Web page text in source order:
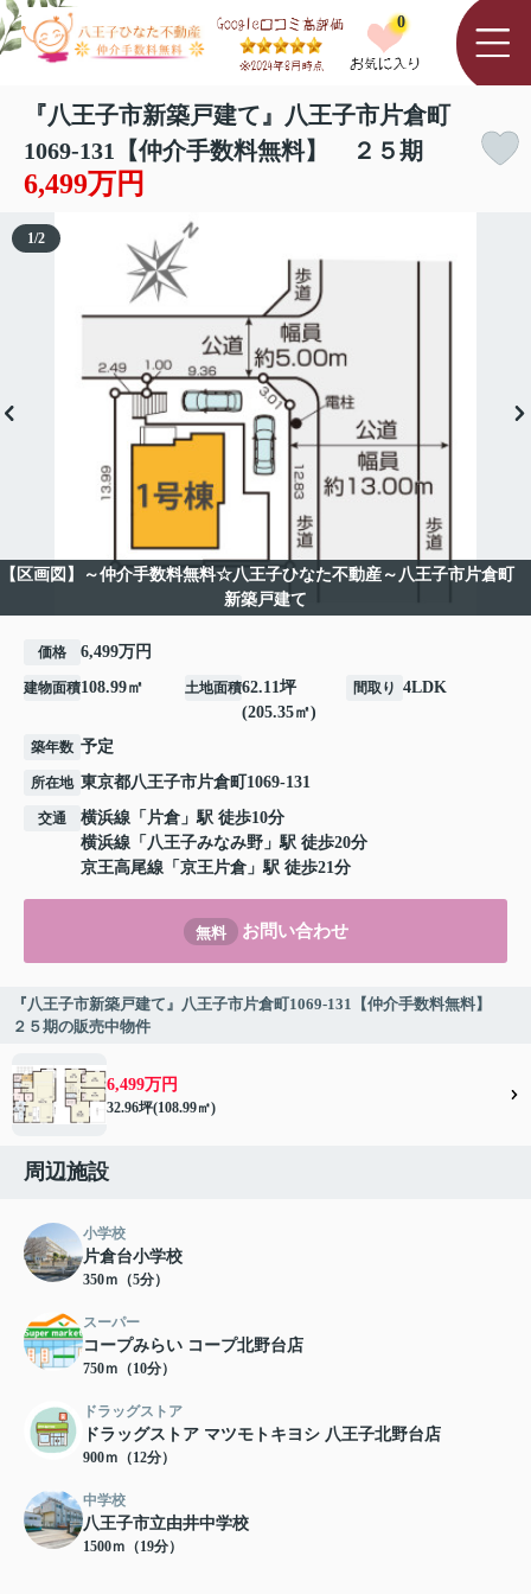
0
『八王子市新築戸建て』八王子市片倉町
1069-131【仲介手数料無料】 ２５期
6,499万円
【区画図】～仲介手数料無料☆八王子ひなた不動産～八王子市片倉町
新築戸建て
1/2
価格 6,499万円
建物面積108.99㎡ 土地面積62.11坪
(205.35㎡)
間取り 4LDK
築年数 予定
所在地 東京都八王子市片倉町 1069-131
交通 横浜線 「 片倉 」駅 徒歩10分
横浜線 「 八王子みなみ野 」駅 徒歩20分
京王高尾線 「 京王片倉 」駅 徒歩21分
無料 お問い合わせ
『八王子市新築戸建て』八王子市片倉町1069-131【仲介手数料無料】
２５期の販売中物件
6,499万円
32.96坪(108.99㎡)
周辺施設
小学校
片倉台小学校
350ｍ（5分）
スーパー
コープみらい コープ北野台店
750ｍ（10分）
ドラッグストア
ドラッグストア マツモトキヨシ 八王子北野台店
900ｍ（12分）
中学校
八王子市立由井中学校
1500ｍ（19分）